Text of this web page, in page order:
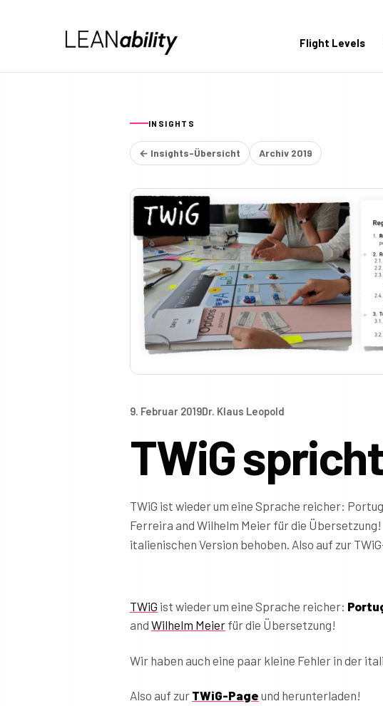
Flight Levels
INSIGHTS
← Insights-Übersicht Archiv 2019
9. Februar 2019Dr. Klaus Leopold
TWiG
TWiG ist wieder um eine Sprache reicher:
Ferreira and Wilhelm Meier für die
italienischen Version behoben. Also auf zur
TWiG ist wieder um eine Sprache reicher:
and Wilhelm Meier für die Übersetzung!
Wir haben auch eine paar kleine Fehler in der
Also auf zur TWiG-Page und herunterladen!